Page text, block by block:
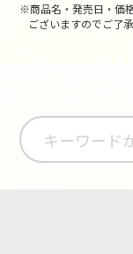
※商品名・発売日・価
ございますのでご了